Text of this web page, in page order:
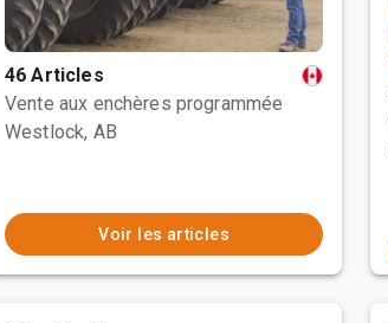
46 Articles
Vente aux enchères programmée
Westlock, AB
Voir les articles